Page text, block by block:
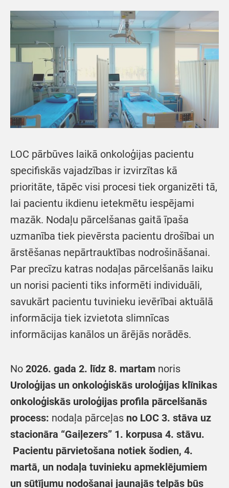
LOC pārbūves laikā onkoloģijas pacientu
specifiskās vajadzības ir izvirzītas kā
prioritāte, tāpēc visi procesi tiek organizēti tā,
lai pacientu ikdienu ietekmētu iespējami
mazāk. Nodaļu pārcelšanas gaitā īpaša
uzmanība tiek pievērsta pacientu drošībai un
ārstēšanas nepārtrauktības nodrošināšanai.
Par precīzu katras nodaļas pārcelšanās laiku
un norisi pacienti tiks informēti individuāli,
savukārt pacientu tuvinieku ievērībai aktuālā
informācija tiek izvietota slimnīcas
informācijas kanālos un ārējās norādēs.
No 2026. gada 2. līdz 8. martam noris
Uroloģijas un onkoloģiskās uroloģijas klīnikas
onkoloģiskās uroloģijas profila pārcelšanās
process: nodaļa pārceļas no LOC 3. stāva uz
stacionāra “Gaiļezers” 1. korpusa 4. stāvu.
Pacientu pārvietošana notiek šodien, 4.
martā, un nodaļa tuvinieku apmeklējumiem
un sūtījumu nodošanai jaunajās telpās būs